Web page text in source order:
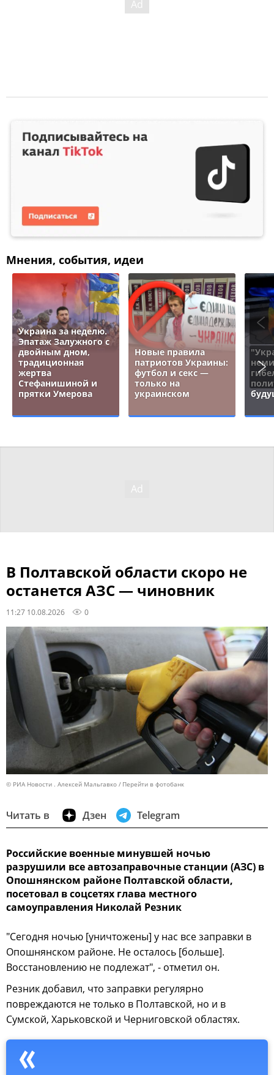
Мнения, события, идеи
Украина за неделю.
Эпатаж Залужного с
двойным дном,
традиционная
жертва
Стефанишиной и
прятки Умерова
Новые правила
патриотов Украины:
футбол и секс —
только на
украинском
В Полтавской области скоро не
останется АЗС — чиновник
11:27 10.08.2026 0
© РИА Новости . Алексей Мальгавко Перейти в фотобанк
Читать в Дзен Telegram
Российские военные минувшей ночью
разрушили все автозаправочные станции (АЗС) в
Опошнянском районе Полтавской области,
посетовал в соцсетях глава местного
самоуправления Николай Резник
"Сегодня ночью [уничтожены] у нас все заправки в
Опошнянском районе. Не осталось [больше].
Восстановлению не подлежат", - отметил он.
Резник добавил, что заправки регулярно
повреждаются не только в Полтавской, но и в
Сумской, Харьковской и Черниговской областях.